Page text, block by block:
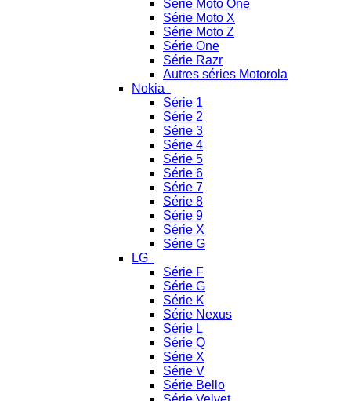
Série Moto One
Série Moto X
Série Moto Z
Série One
Série Razr
Autres séries Motorola
Nokia
Série 1
Série 2
Série 3
Série 4
Série 5
Série 6
Série 7
Série 8
Série 9
Série X
Série G
LG
Série F
Série G
Série K
Série Nexus
Série L
Série Q
Série X
Série V
Série Bello